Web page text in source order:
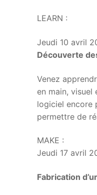
LEARN :
Jeudi 10 avril
Découverte
Venez
en main,
logiciel encore
permettre de
MAKE :
Jeudi 17 avril
Fabrication